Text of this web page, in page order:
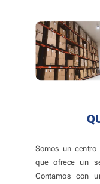
Somos un centro
que ofrece un
Contamos con